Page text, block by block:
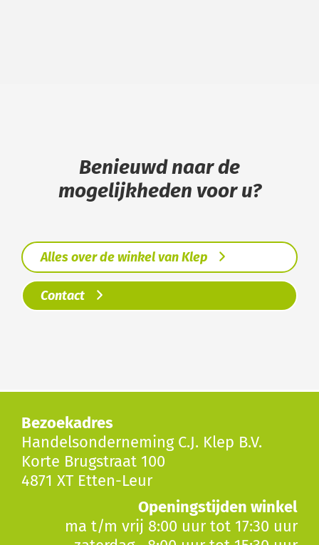
Benieuwd naar de
mogelijkheden voor u?
Alles over de winkel van Klep
Contact
Bezoekadres
Handelsonderneming C.J. Klep B.V.
Korte Brugstraat 100
4871 XT Etten-Leur
Openingstijden winkel
ma t/m vrij 8:00 uur tot 17:30 uur